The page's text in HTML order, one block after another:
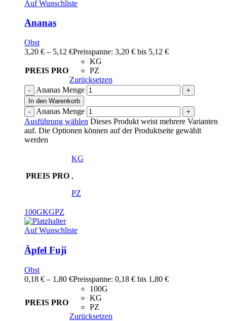
Auf Wunschliste
Ananas
Obst
3,20 € – 5,12 €Preisspanne: 3,20 € bis 5,12 €
PREIS PRO
KG
PZ
Zurücksetzen
Ananas Menge
In den Warenkorb
Ananas Menge
Ausführung wählen Dieses Produkt weist mehrere Varianten
auf. Die Optionen können auf der Produktseite gewählt
werden
PREIS PRO
KG
,
PZ
100GKGPZ
Auf Wunschliste
Äpfel Fuji
Obst
0,18 € – 1,80 €Preisspanne: 0,18 € bis 1,80 €
PREIS PRO
100G
KG
PZ
Zurücksetzen